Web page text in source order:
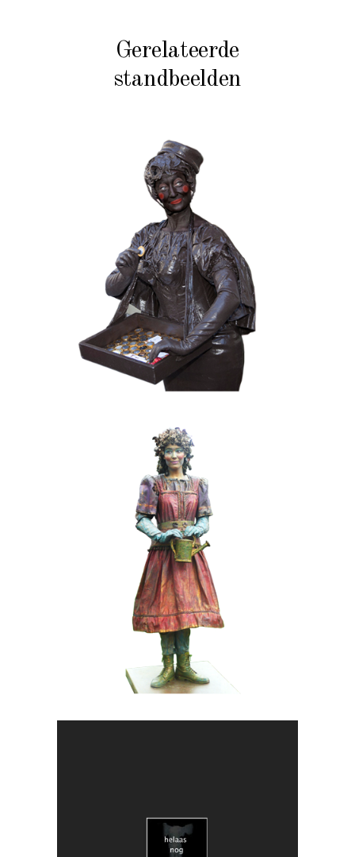
Gerelateerde
standbeelden
CHOCOLADE KERST
MOBIEL VALENTIJN
020 Choco Candy
FANTASY KIDS KLEUR
MOBIEL
019 Lentemeisje
HEDENDAAGS